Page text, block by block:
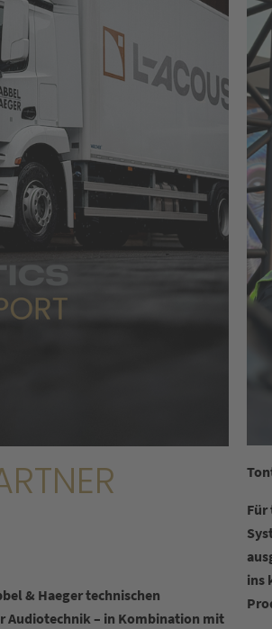
& Haeger technischen
Audiotechnik – in Kombination mit
Für
ins